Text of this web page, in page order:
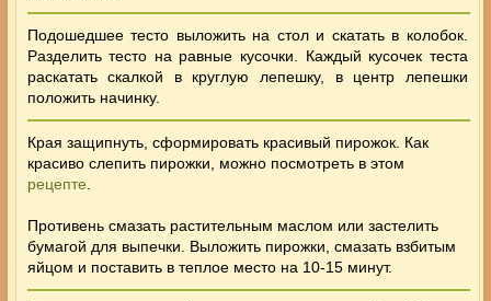
Подошедшее тесто выложить на стол и скатать в колобок.
Разделить тесто на равные кусочки. Каждый кусочек теста
раскатать скалкой в круглую лепешку, в центр лепешки
положить начинку.
Края защипнуть, сформировать красивый пирожок. Как
красиво слепить пирожки, можно посмотреть в этом
рецепте
Противень смазать растительным маслом или застелить
бумагой для выпечки. Выложить пирожки, смазать взбитым
яйцом и поставить в теплое место на 10-15 минут.